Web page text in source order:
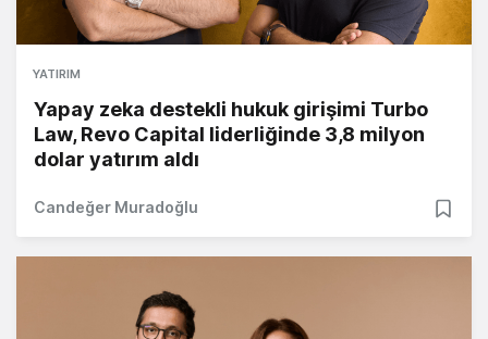
YATIRIM
Yapay zeka destekli hukuk girişimi Turbo
Law, Revo Capital liderliğinde 3,8 milyon
dolar yatırım aldı
Candeğer Muradoğlu